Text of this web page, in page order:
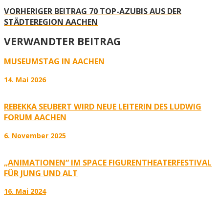
VORHERIGER BEITRAG 70 TOP-AZUBIS AUS DER
STÄDTEREGION AACHEN
VERWANDTER BEITRAG
MUSEUMSTAG IN AACHEN
14. Mai 2026
REBEKKA SEUBERT WIRD NEUE LEITERIN DES LUDWIG
FORUM AACHEN
6. November 2025
„ANIMATIONEN“ IM SPACE FIGURENTHEATERFESTIVAL
FÜR JUNG UND ALT
16. Mai 2024